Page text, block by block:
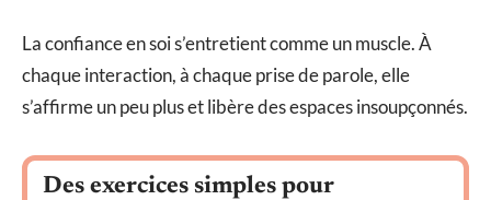
La confiance en soi s’entretient comme un muscle. À
chaque interaction, à chaque prise de parole, elle
s’affirme un peu plus et libère des espaces insoupçonnés.
Des exercices simples pour